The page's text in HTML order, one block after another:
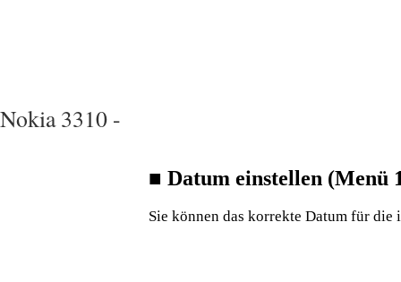
Nokia 3310 -
■ Datum einstellen (Menü
Sie können das korrekte Datum für